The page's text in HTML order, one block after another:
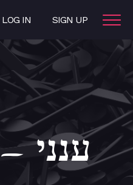
LOG IN SIGN UP
Aneini – ענני